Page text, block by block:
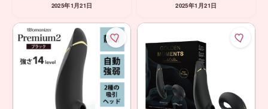
2025年1月21日
ブ
2025年1月21日